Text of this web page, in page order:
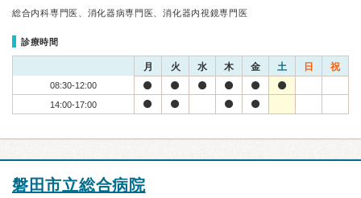
総合内科専門医、消化器病専門医、消化器内視鏡専門医
診療時間
月 火 水 木 金 土 日 祝
08:30-12:00
14:00-17:00
磐田市立総合病院